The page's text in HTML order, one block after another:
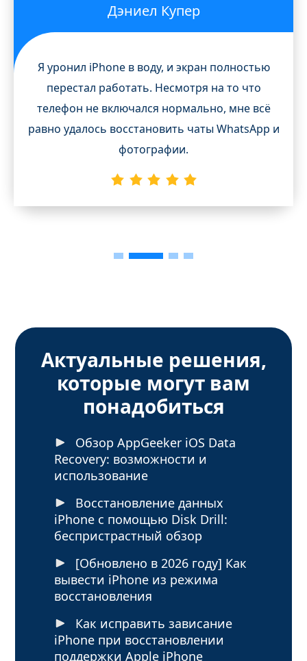
Дэниел Купер
Я уронил iPhone в воду, и экран полностью
перестал работать. Несмотря на то что
телефон не включался нормально, мне всё
равно удалось восстановить чаты WhatsApp и
фотографии.
Актуальные решения,
которые могут вам
понадобиться
Обзор AppGeeker iOS Data
Recovery: возможности и
использование
Восстановление данных
iPhone с помощью Disk Drill:
беспристрастный обзор
[Обновлено в 2026 году] Как
вывести iPhone из режима
восстановления
Как исправить зависание
iPhone при восстановлении
поддержки Apple iPhone